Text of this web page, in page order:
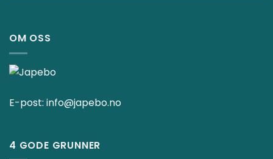
OM OSS
E-post: info@japebo.no
4 GODE GRUNNER